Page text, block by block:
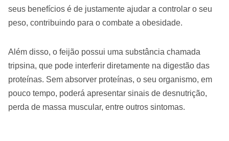
seus benefícios é de justamente ajudar a controlar o seu
peso, contribuindo para o combate a obesidade.
Além disso, o feijão possui uma substância chamada
tripsina, que pode interferir diretamente na digestão das
proteínas. Sem absorver proteínas, o seu organismo, em
pouco tempo, poderá apresentar sinais de desnutrição,
perda de massa muscular, entre outros sintomas.